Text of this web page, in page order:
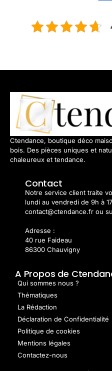
Ctendance, boutique déco
bois. Des pièces uniques et
chaleureux et tendance.
Contact
Notre service client traite
lundi au vendredi de 9h à
contact@ctendance.fr ou
Adresse :
40 rue Faideau
86300 Chauvigny
A Propos de
Qui sommes nous ?
Thématiques
La Rédaction
Déclaration de Confidentialité
Politique de cookies
Mentions légales
Contactez-nous